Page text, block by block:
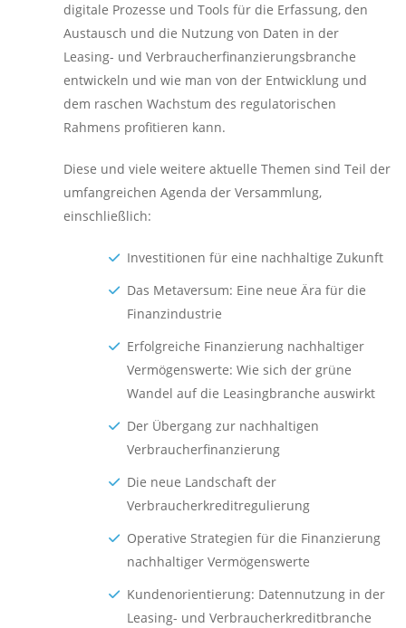
digitale Prozesse und Tools für die Erfassung, den
Austausch und die Nutzung von Daten in der
Leasing- und Verbraucherfinanzierungsbranche
entwickeln und wie man von der Entwicklung und
dem raschen Wachstum des regulatorischen
Rahmens profitieren kann.
Diese und viele weitere aktuelle Themen sind Teil der
umfangreichen Agenda der Versammlung,
einschließlich:
Investitionen für eine nachhaltige Zukunft
Das Metaversum: Еine neue Ära für die
Finanzindustrie
Erfolgreiche Finanzierung nachhaltiger
Vermögenswerte: Wie sich der grüne
Wandel auf die Leasingbranche auswirkt
Der Übergang zur nachhaltigen
Verbraucherfinanzierung
Die neue Landschaft der
Verbraucherkreditregulierung
Operative Strategien für die Finanzierung
nachhaltiger Vermögenswerte
Kundenorientierung: Datennutzung in der
Leasing- und Verbraucherkreditbranche